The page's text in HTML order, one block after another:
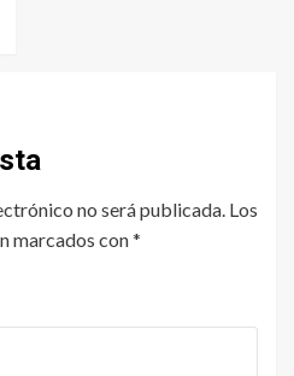
no será publicada. Los
marcados con*